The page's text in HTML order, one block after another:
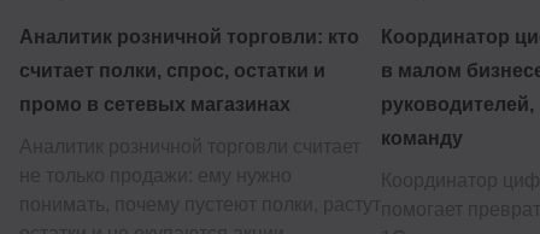
Аналитик розничной торговли: кто
считает полки, спрос, остатки и
промо в сетевых магазинах
Координатор
в малом
команду